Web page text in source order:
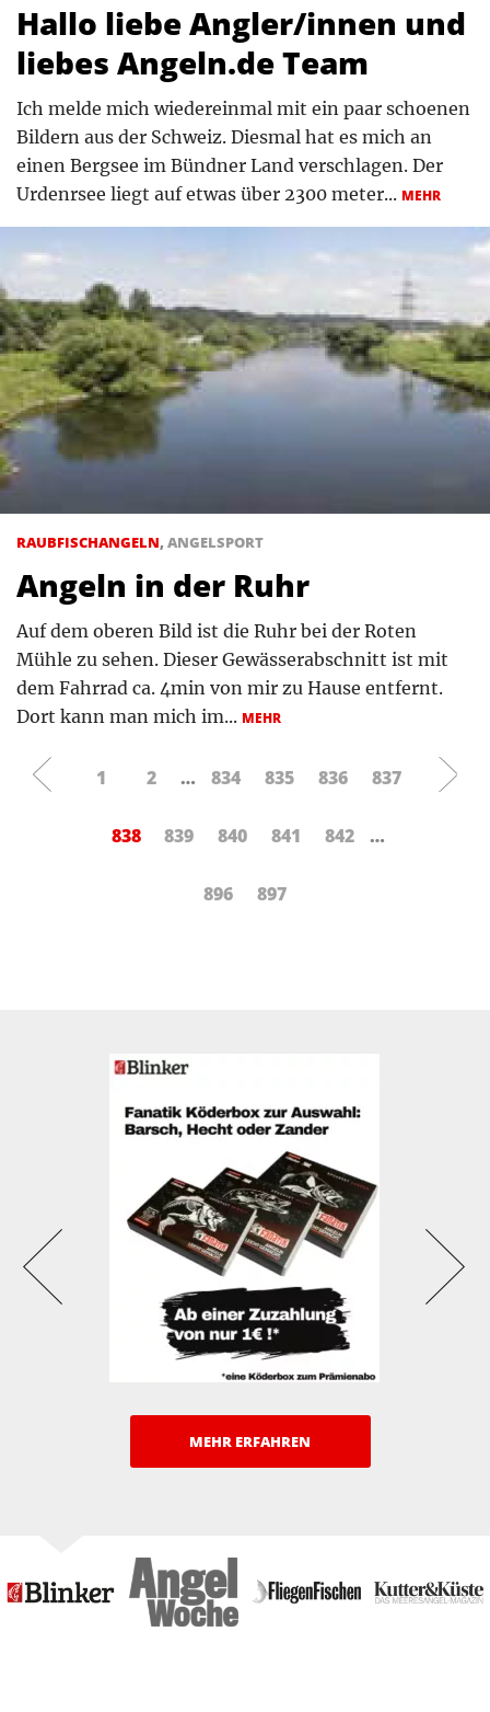
Hallo liebe Angler/innen und
liebes Angeln.de Team
Ich melde mich wiedereinmal mit ein paar schoenen
Bildern aus der Schweiz. Diesmal hat es mich an
einen Bergsee im Bündner Land verschlagen. Der
Urdenrsee liegt auf etwas über 2300 meter... MEHR
RAUBFISCHANGELN, ANGELSPORT
Angeln in der Ruhr
Auf dem oberen Bild ist die Ruhr bei der Roten
Mühle zu sehen. Dieser Gewässerabschnitt ist mit
dem Fahrrad ca. 4min von mir zu Hause entfernt.
Dort kann man mich im... MEHR
1 2 … 834 835 836 837
838 839 840 841 842 …
896 897
MEHR ERFAHREN